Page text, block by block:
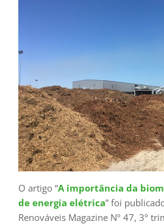
O artigo “A importância da
de energia elétrica” foi
Renováveis Magazine Nº 47, 3º